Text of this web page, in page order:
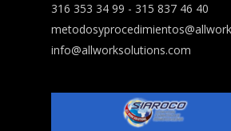
316 353 34 99 - 315 837 46 40
info@allworksolutions.com